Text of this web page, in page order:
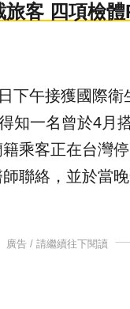
旅客 四項檢
下午接獲國際衛
知一名曾於4月
乘客正在台灣
聯絡，並於當
廣告 / 請繼續往下閱讀